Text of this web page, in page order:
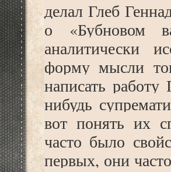
делал Глеб
о «Бубновом
аналитически
форму мысли
написать
нибудь
вот понять их
часто было
первых, они